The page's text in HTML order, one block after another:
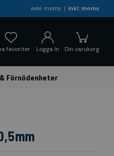
exkl. moms inkl. moms
Din varukorg
Logga In
favoriter
Förnödenheter